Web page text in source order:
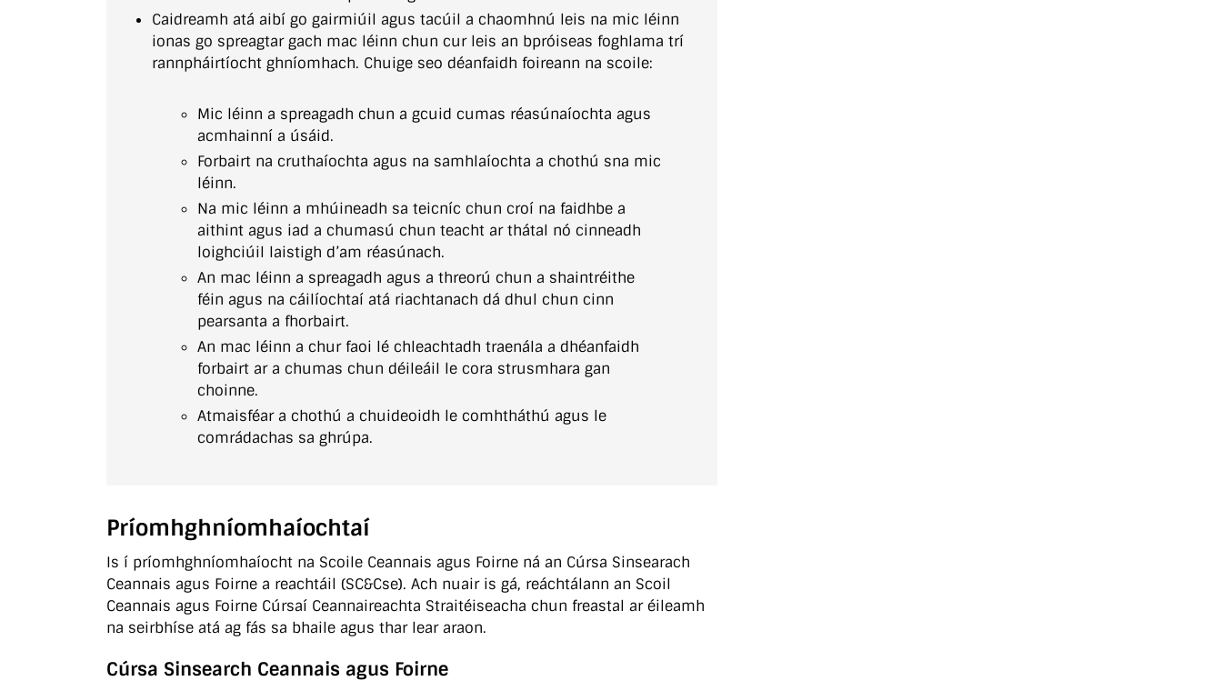
Caidreamh atá aibí go gairmiúil agus tacúil a chaomhnú leis na mic léinn
ionas go spreagtar gach mac léinn chun cur leis an bpróiseas foghlama trí
rannpháirtíocht ghníomhach. Chuige seo déanfaidh foireann na scoile:
Mic léinn a spreagadh chun a gcuid cumas réasúnaíochta agus
acmhainní a úsáid.
Forbairt na cruthaíochta agus na samhlaíochta a chothú sna mic
léinn.
Na mic léinn a mhúineadh sa teicníc chun croí na faidhbe a
aithint agus iad a chumasú chun teacht ar thátal nó cinneadh
loighciúil laistigh d’am réasúnach.
An mac léinn a spreagadh agus a threorú chun a shaintréithe
féin agus na cáilíochtaí atá riachtanach dá dhul chun cinn
pearsanta a fhorbairt.
An mac léinn a chur faoi lé chleachtadh traenála a dhéanfaidh
forbairt ar a chumas chun déileáil le cora strusmhara gan
choinne.
Atmaisféar a chothú a chuideoidh le comhtháthú agus le
comrádachas sa ghrúpa.
Príomhghníomhaíochtaí
Is í príomhghníomhaíocht na Scoile Ceannais agus Foirne ná an Cúrsa Sinsearach
Ceannais agus Foirne a reachtáil (SC&Cse). Ach nuair is gá, reáchtálann an Scoil
Ceannais agus Foirne Cúrsaí Ceannaireachta Straitéiseacha chun freastal ar éileamh
na seirbhíse atá ag fás sa bhaile agus thar lear araon.
Cúrsa Sinsearch Ceannais agus Foirne